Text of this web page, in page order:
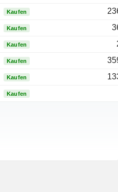
EXECUTIVE
Kaufen
EXECUTIVE
Kaufen
EXECUTIVE
Kaufen
EXECUTIVE
Kaufen
EXECUTIVE
Kaufen
EXECUTIVE
Kaufen